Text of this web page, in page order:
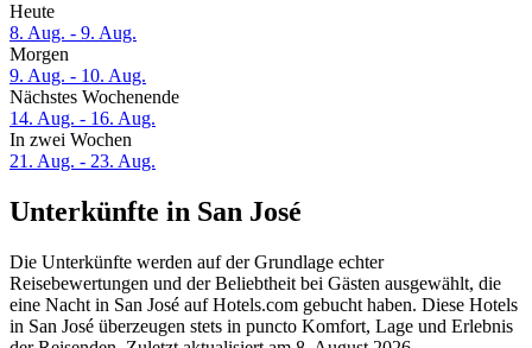
Heute
8. Aug. - 9. Aug.
Morgen
9. Aug. - 10. Aug.
Nächstes Wochenende
14. Aug. - 16. Aug.
In zwei Wochen
21. Aug. - 23. Aug.
Unterkünfte in San José
Die Unterkünfte werden auf der Grundlage echter
Reisebewertungen und der Beliebtheit bei Gästen ausgewählt, die
eine Nacht in San José auf Hotels.com gebucht haben. Diese Hotels
in San José überzeugen stets in puncto Komfort, Lage und Erlebnis